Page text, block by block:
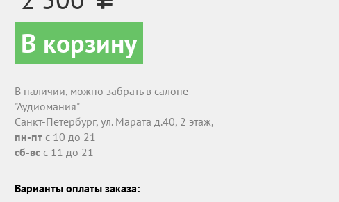
В корзину
В наличии, можно забрать в салоне
"Аудиомания"
Санкт-Петербург, ул. Марата д.40, 2 этаж,
пн-птс 10 до 21
сб-всс 11 до 21
Варианты оплаты заказа: